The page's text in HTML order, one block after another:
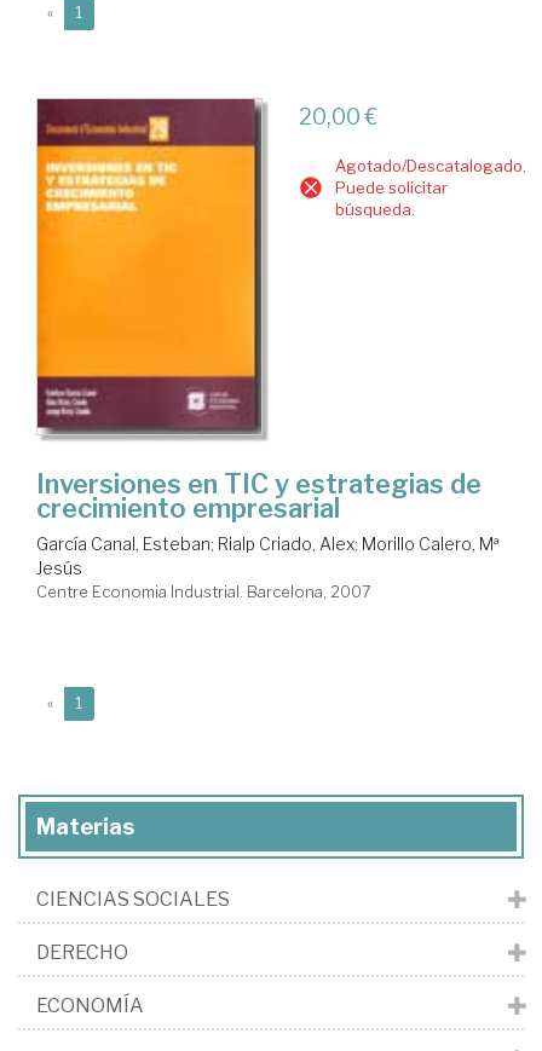
Jesús
« 1
20,00 €
Agotado/Descatalogado.
Puede solicitar
búsqueda.
Inversiones en TIC y estrategias de
crecimiento empresarial
García Canal, Esteban; Rialp Criado, Alex; Morillo Calero, Mª
Jesús
Centre Economia Industrial. Barcelona, 2007
« 1
Materias
CIENCIAS SOCIALES
DERECHO
ECONOMÍA